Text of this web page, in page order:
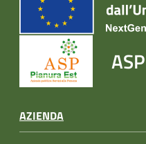
AZIENDA